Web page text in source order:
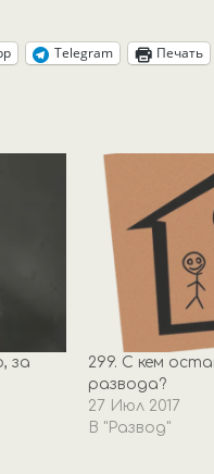
Telegram Печать
за
299. С кем
развода?
27 Июл 2017
В "Развод"